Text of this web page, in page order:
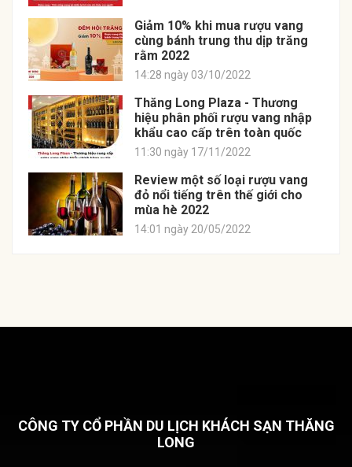
Giảm 10% khi mua rượu vang
cùng bánh trung thu dịp trăng
rằm 2022
14:28 ngày 03/10/2022
Thăng Long Plaza - Thương
hiệu phân phối rượu vang nhập
khẩu cao cấp trên toàn quốc
11:30 ngày 17/11/2022
Review một số loại rượu vang
đỏ nổi tiếng trên thế giới cho
mùa hè 2022
14:01 ngày 20/05/2022
CÔNG TY CỔ PHẦN DU LỊCH KHÁCH SẠN THĂNG
LONG